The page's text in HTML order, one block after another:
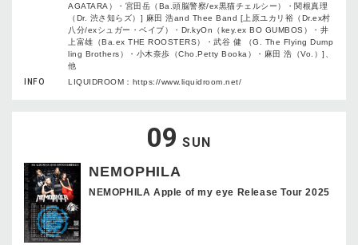
AGATARA）・宮田岳（Ba.頭脳警察/ex黒猫チェルシー）・関根真理
（Dr. 渋さ知らズ）] 麻田 浩and Thee Band [上原ユカリ裕（Dr.ex村
八分/exシュガー・ベイブ）・Dr.kyOn（key.ex BO GUMBOS）・井
上富雄（Ba.ex THE ROOSTERS）・武谷 健 （G. The Flying Dump
ling Brothers）・小木奈歩（Cho.Petty Booka）・麻田 浩（Vo.）]、
他
INFO
LIQUIDROOM：https://www.liquidroom.net/
09 SUN
NEMOPHILA
NEMOPHILA Apple of my eye Release Tour 2025